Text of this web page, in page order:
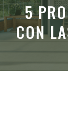
5
CON